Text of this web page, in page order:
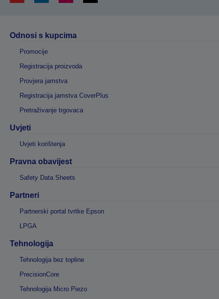
Odnosi s kupcima
Promocije
Registracija proizvoda
Provjera jamstva
Registracija jamstva CoverPlus
Pretraživanje trgovaca
Uvjeti
Uvjeti korištenja
Pravna obavijest
Safety Data Sheets
Partneri
Partnerski portal tvrtke Epson
LPGA
Tehnologija
Tehnologija bez topline
PrecisionCore
Tehnologija Micro Piezo